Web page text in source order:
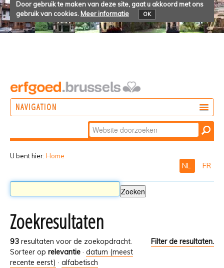
Door gebruik te maken van deze site, gaat u akkoord met ons
gebruik van cookies. Meer informatie OK
NAVIGATION
Zoek
Geavanceerd
U bent hier: Home
NL FR
Zoekresultaten
93 resultaten voor de zoekopdracht.
Filter de resultaten.
Sorteer op relevantie · datum (meest
recente eerst) · alfabetisch